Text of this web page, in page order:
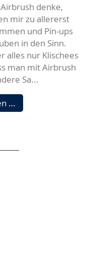
denke,
mir zu allererst
und Pin-ups
in den Sinn.
alles nur Klischees
man mit Airbrush
Sa...
… Eine
Zeitreise